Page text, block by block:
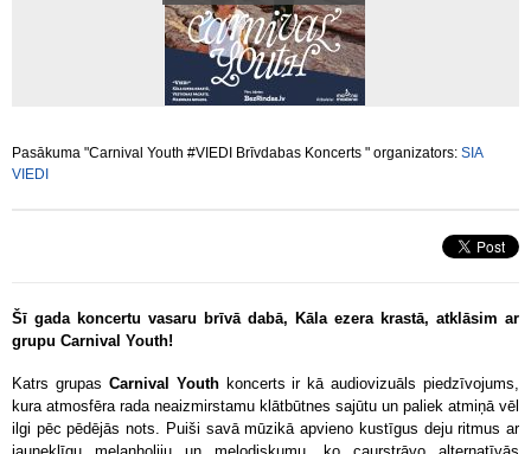
Pasākuma "Carnival Youth #VIEDI Brīvdabas Koncerts " organizators: SIA
VIEDI
Šī gada koncertu vasaru brīvā dabā, Kāla ezera krastā, atklāsim ar
grupu Carnival Youth!
Katrs grupas Carnival Youthkoncerts ir kā audiovizuāls piedzīvojums,
kura atmosfēra rada neaizmirstamu klātbūtnes sajūtu un paliek atmiņā vēl
ilgi pēc pēdējās nots. Puiši savā mūzikā apvieno kustīgus deju ritmus ar